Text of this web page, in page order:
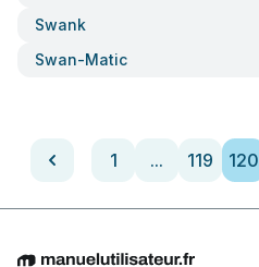
Swank
Swan-Matic
1 ... 119 120